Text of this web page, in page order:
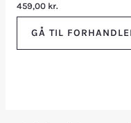
459,00 kr.
GÅ TIL